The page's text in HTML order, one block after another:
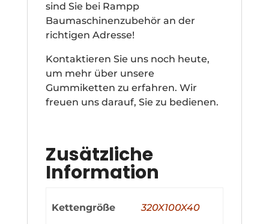
sind Sie bei Rampp
Baumaschinenzubehör an der
richtigen Adresse!
Kontaktieren Sie uns noch heute,
um mehr über unsere
Gummiketten zu erfahren. Wir
freuen uns darauf, Sie zu bedienen.
Zusätzliche
Information
Kettengröße 320X100X40